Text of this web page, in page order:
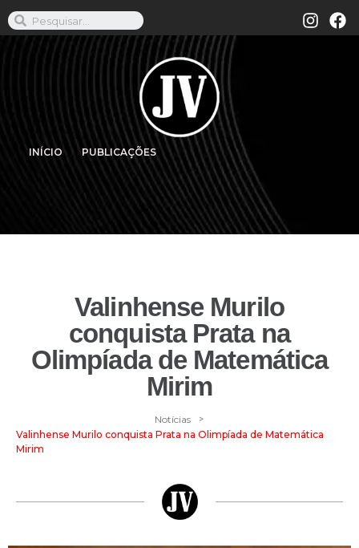
INÍCIO PUBLICAÇÕES
Valinhense Murilo
conquista Prata na
Olimpíada de Matemática
Mirim
Notícias >
Valinhense Murilo conquista Prata na Olimpíada de Matemática
Mirim